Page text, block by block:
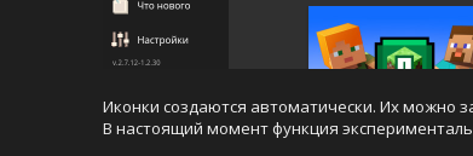
Иконки создаются автоматически. Их можно
В настоящий момент функция